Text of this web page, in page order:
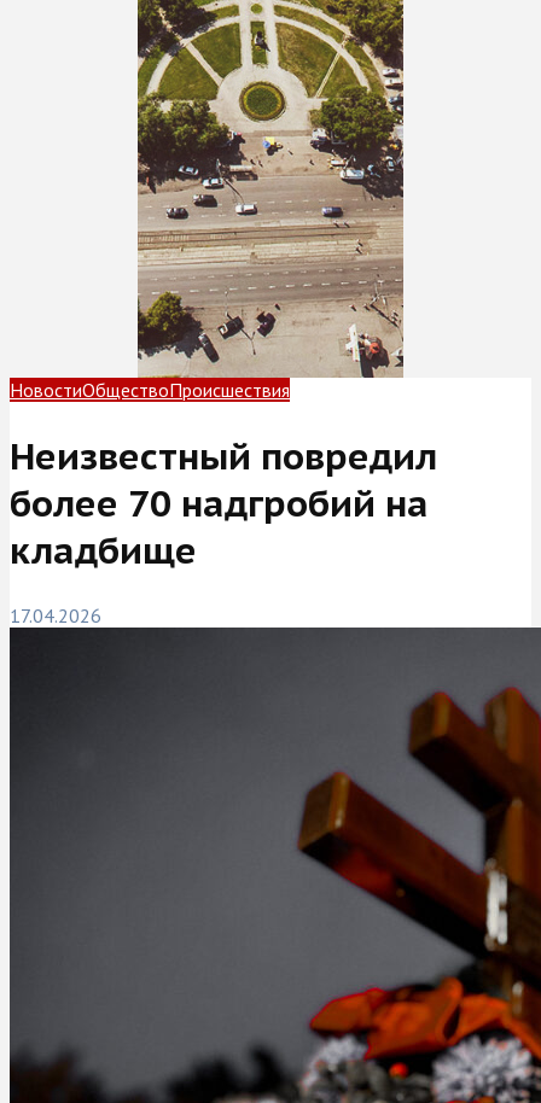
НовостиОбществоПроисшествия
Неизвестный повредил
более 70 надгробий на
кладбище
17.04.2026